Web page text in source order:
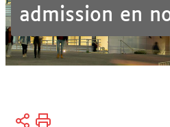
admission en
Vous
Accueil